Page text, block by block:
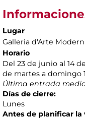
Lugar
Galleria d'Arte
Horario
Del 23 de junio al 14
de martes a domingo
Última entrada
Días de cierre:
Lunes
Antes de planificar la